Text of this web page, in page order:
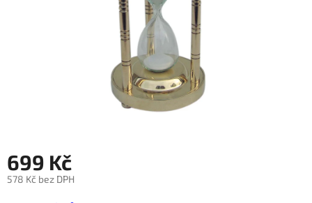
699 Kč
578 Kč bez DPH